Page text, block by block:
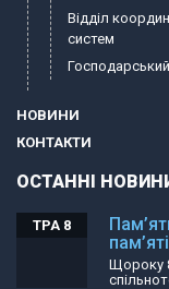
Відділ
систем
Господарський
НОВИНИ
КОНТАКТИ
ОСТАННІ
ТРА 8
Щороку